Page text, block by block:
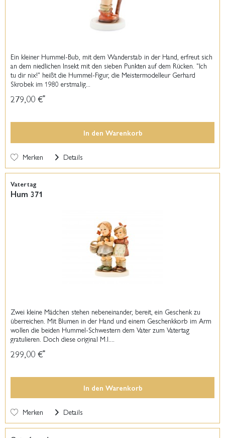
Ein kleiner Hummel-Bub, mit dem Wanderstab in der Hand, erfreut sich
an dem niedlichen Insekt mit den sieben Punkten auf dem Rücken. "Ich
tu dir nix!" heißt die Hummel-Figur, die Meistermodelleur Gerhard
Skrobek im 1980 erstmalig...
279,00 €*
In den Warenkorb
Merken Details
Vatertag
Hum 371
Zwei kleine Mädchen stehen nebeneinander, bereit, ein Geschenk zu
überreichen. Mit Blumen in der Hand und einem Geschenkkorb im Arm
wollen die beiden Hummel-Schwestern dem Vater zum Vatertag
gratulieren. Doch diese original M.I....
299,00 €*
In den Warenkorb
Merken Details